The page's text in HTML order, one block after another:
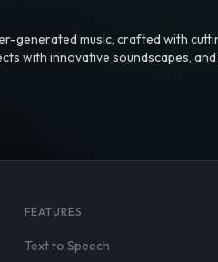
generated music, crafted with
with innovative soundscapes,
FEATURES
Text to Speech